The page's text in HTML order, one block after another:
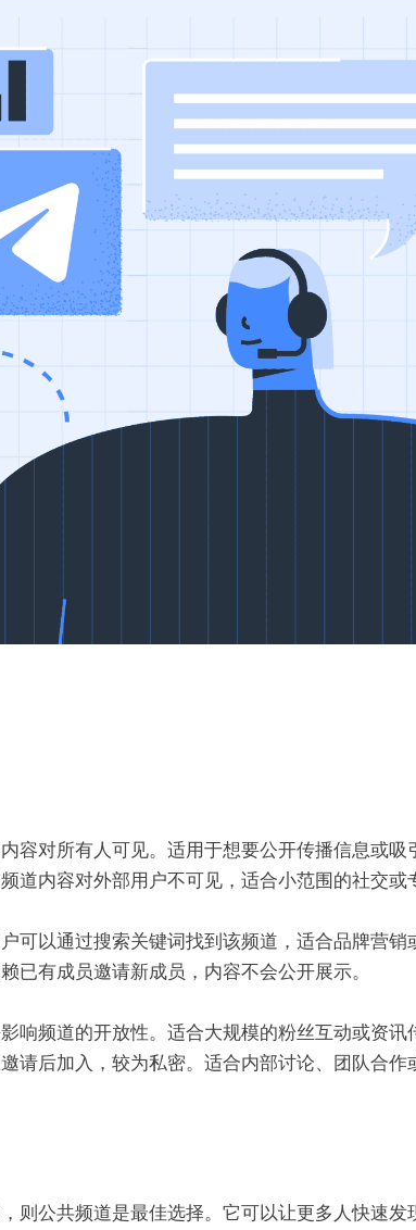
容对所有人可见。适用于想要公开传播信息或吸
道内容对外部用户不可见，适合小范围的社交或
可以通过搜索关键词找到该频道，适合品牌营销
已有成员邀请新成员，内容不会公开展示。
频道的开放性。适合大规模的粉丝互动或资讯
请后加入，较为私密。适合内部讨论、团队合作
则公共频道是最佳选择。它可以让更多人快速发